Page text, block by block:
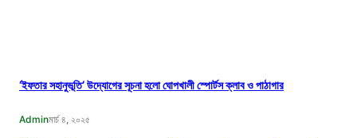
‘ইফতার সহানুভূতি’ উদ্যোগের সূচনা হলো ঘোপখালী স্পোর্টস ক্লাব ও পাঠাগার
Adminমার্চ ৪, ২০২৫